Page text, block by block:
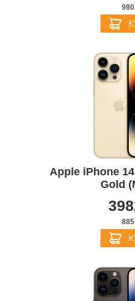
Apple iPhone
Gold